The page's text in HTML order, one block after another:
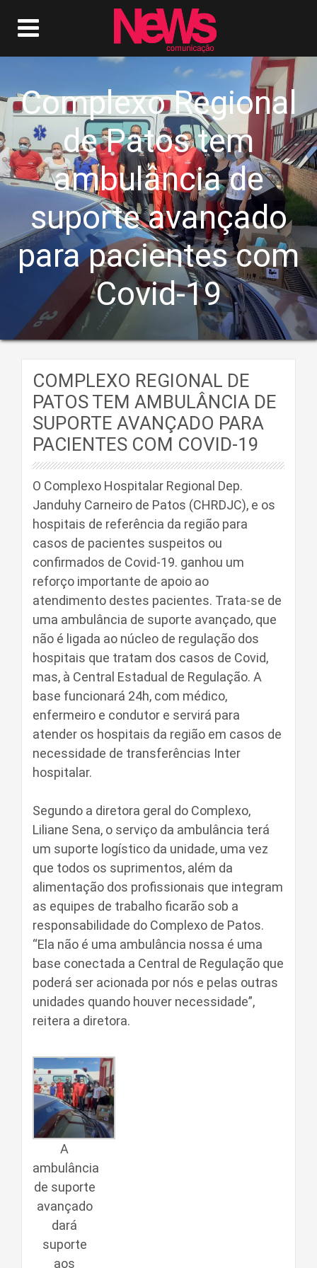
Complexo Regional
de Patos tem
ambulância de
suporte avançado
para pacientes com
Covid-19
COMPLEXO REGIONAL DE
PATOS TEM AMBULÂNCIA DE
SUPORTE AVANÇADO PARA
PACIENTES COM COVID-19
O Complexo Hospitalar Regional Dep.
Janduhy Carneiro de Patos (CHRDJC), e os
hospitais de referência da região para
casos de pacientes suspeitos ou
confirmados de Covid-19. ganhou um
reforço importante de apoio ao
atendimento destes pacientes. Trata-se de
uma ambulância de suporte avançado, que
não é ligada ao núcleo de regulação dos
hospitais que tratam dos casos de Covid,
mas, à Central Estadual de Regulação. A
base funcionará 24h, com médico,
enfermeiro e condutor e servirá para
atender os hospitais da região em casos de
necessidade de transferências Inter
hospitalar.
Segundo a diretora geral do Complexo,
Liliane Sena, o serviço da ambulância terá
um suporte logístico da unidade, uma vez
que todos os suprimentos, além da
alimentação dos profissionais que integram
as equipes de trabalho ficarão sob a
responsabilidade do Complexo de Patos.
“Ela não é uma ambulância nossa é uma
base conectada a Central de Regulação que
poderá ser acionada por nós e pelas outras
unidades quando houver necessidade”,
reitera a diretora.
A
ambulância
de suporte
avançado
dará
suporte
aos